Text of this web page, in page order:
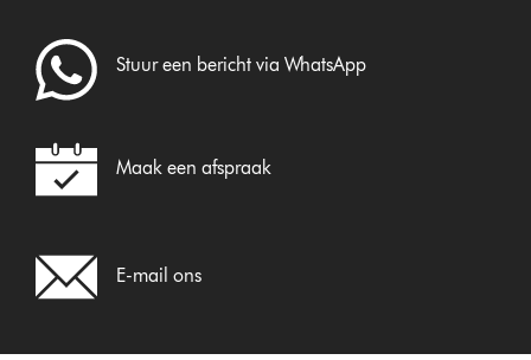
Stuur een bericht via WhatsApp
Maak een afspraak
E-mail ons